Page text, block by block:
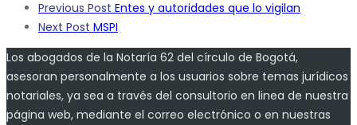
Previous Post Entes y autoridades que lo vigilan
Next Post MSPI
Los abogados de la Notaría 62 del círculo de Bogotá,
asesoran personalmente a los usuarios sobre temas jurídicos
notariales, ya sea a través del consultorio en linea de nuestra
página web, mediante el correo electrónico o en nuestras